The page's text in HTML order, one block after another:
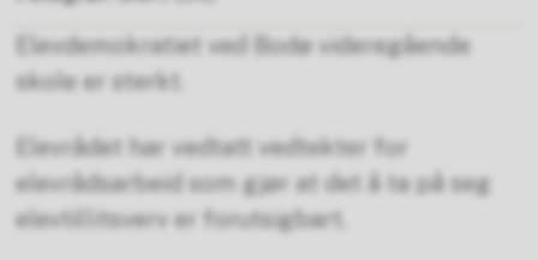
Elevdemokratiet ved Bodø videregående
skole er sterkt.
Elevrådet har vedtatt vedtekter for
elevrådsarbeid som gjør at det å ta på seg
elevtillitsverv er forutsigbart.